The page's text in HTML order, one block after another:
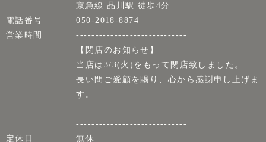
京急線 品川駅 徒歩4分
電話番号
050-2018-8874
営業時間
-----------------------------
【閉店のお知らせ】
当店は3/3(火)をもって閉店致しました。
長い間ご愛顧を賜り、心から感謝申し上げま
す。
-----------------------------
定休日
無休